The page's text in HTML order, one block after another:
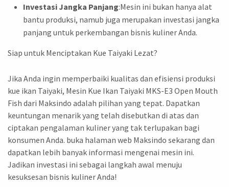
Investasi Jangka Panjang:Mesin ini bukan hanya alat
bantu produksi, namub juga merupakan investasi jangka
panjang untuk perkembangan bisnis kuliner Anda.
Siap untuk Menciptakan Kue Taiyaki Lezat?
Jika Anda ingin memperbaiki kualitas dan efisiensi produksi
kue ikan Taiyaki, Mesin Kue Ikan Taiyaki MKS-E3 Open Mouth
Fish dari Maksindo adalah pilihan yang tepat. Dapatkan
keuntungan menarik yang telah disebutkan di atas dan
ciptakan pengalaman kuliner yang tak terlupakan bagi
konsumen Anda. buka halaman web Maksindo sekarang dan
dapatkan lebih banyak informasi mengenai mesin ini.
Jadikan investasi ini sebagai langkah awal menuju
kesuksesan bisnis kuliner Anda!